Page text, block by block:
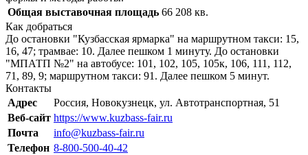
Общая выставочная площадь 66 208 кв.
Как добраться
До остановки "Кузбасская ярмарка" на маршрутном такси: 15,
16, 47; трамвае: 10. Далее пешком 1 минуту. До остановки
"МПАТП №2" на автобусе: 101, 102, 105, 105к, 106, 111, 112,
71, 89, 9; маршрутном такси: 91. Далее пешком 5 минут.
Контакты
Адрес
Россия, Новокузнецк, ул. Автотранспортная, 51
Веб-сайт https://www.kuzbass-fair.ru
Почта
info@kuzbass-fair.ru
Телефон 8-800-500-40-42